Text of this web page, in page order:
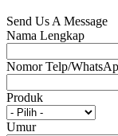
Send Us A Message
Nama Lengkap
Nomor Telp/
Produk
Umur